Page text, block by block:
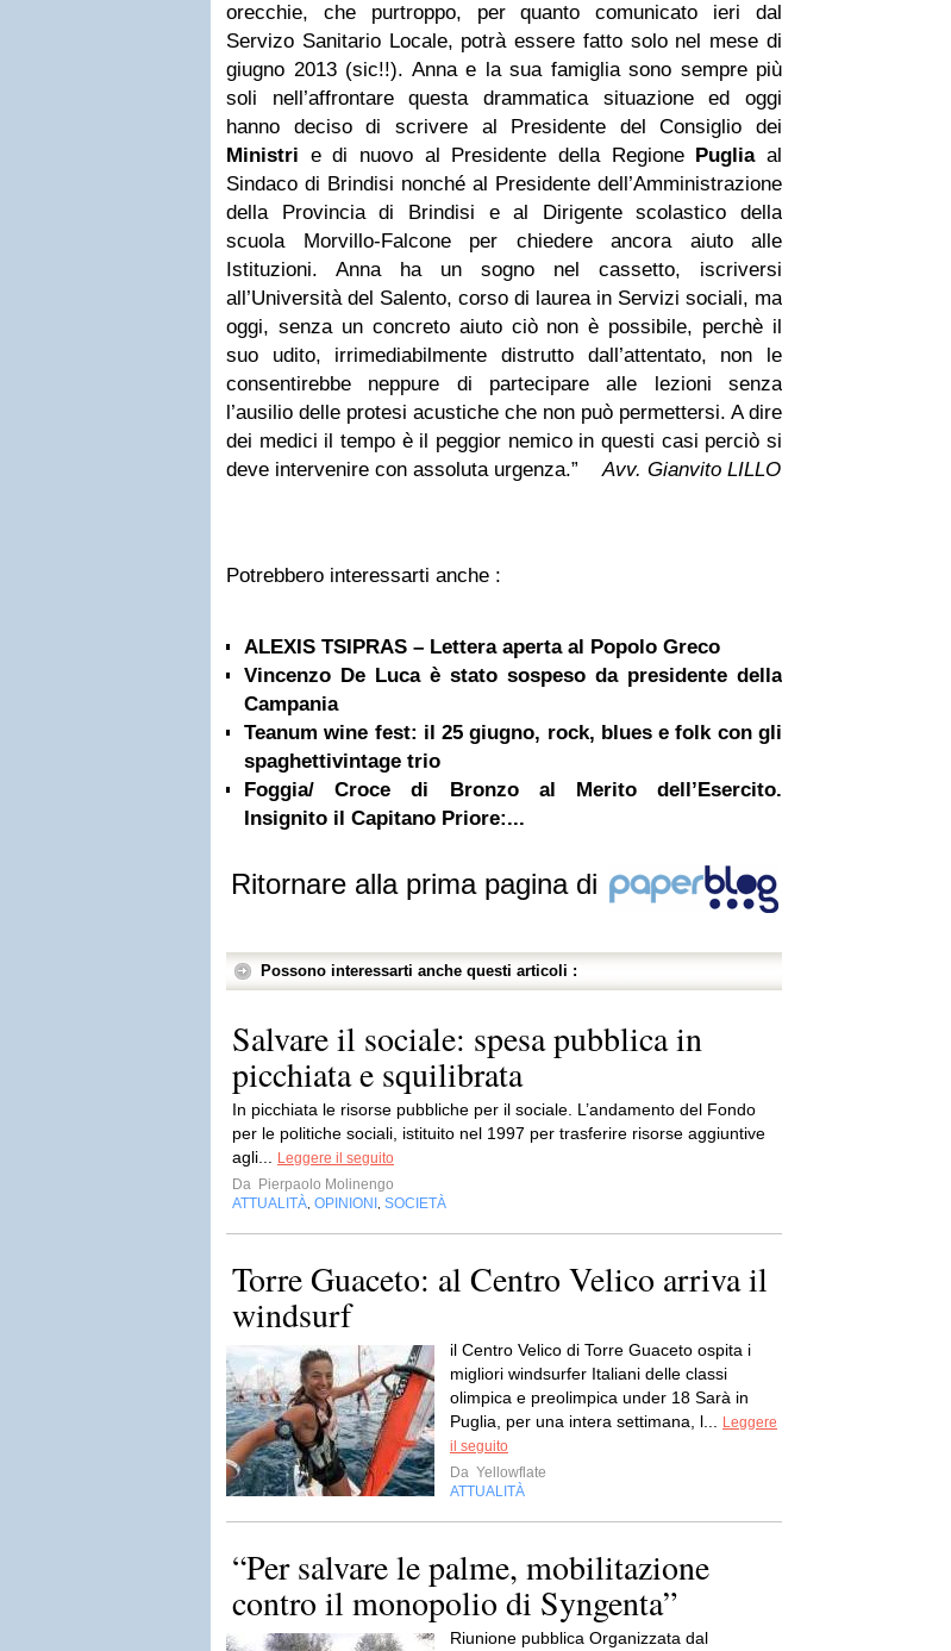
orecchie, che purtroppo, per quanto comunicato ieri dal
Servizo Sanitario Locale, potrà essere fatto solo nel mese di
giugno 2013 (sic!!). Anna e la sua famiglia sono sempre più
soli nell’affrontare questa drammatica situazione ed oggi
hanno deciso di scrivere al Presidente del Consiglio dei
Ministri e di nuovo al Presidente della Regione Pugliaal
Sindaco di Brindisi nonché al Presidente dell’Amministrazione
della Provincia di Brindisi e al Dirigente scolastico della
scuola Morvillo-Falcone per chiedere ancora aiuto alle
Istituzioni. Anna ha un sogno nel cassetto, iscriversi
all’Università del Salento, corso di laurea in Servizi sociali, ma
oggi, senza un concreto aiuto ciò non è possibile, perchè il
suo udito, irrimediabilmente distrutto dall’attentato, non le
consentirebbe neppure di partecipare alle lezioni senza
l’ausilio delle protesi acustiche che non può permettersi. A dire
dei medici il tempo è il peggior nemico in questi casi perciò si
deve intervenire con assoluta urgenza.”
Avv. Gianvito LILLO
Potrebbero interessarti anche :
ALEXIS TSIPRAS – Lettera aperta al Popolo Greco
Vincenzo De Luca è stato sospeso da presidente della
Campania
Teanum wine fest: il 25 giugno, rock, blues e folk con gli
spaghettivintage trio
Foggia/ Croce di Bronzo al Merito dell’Esercito.
Insignito il Capitano Priore:...
Ritornare alla prima pagina di
Possono interessarti anche questi articoli :
Salvare il sociale: spesa pubblica in
picchiata e squilibrata
In picchiata le risorse pubbliche per il sociale. L’andamento del Fondo
per le politiche sociali, istituito nel 1997 per trasferire risorse aggiuntive
agli...
Leggere il seguito
Da Pierpaolo Molinengo
ATTUALITÀ OPINIONI SOCIETÀ
Torre Guaceto: al Centro Velico arriva il
windsurf
il Centro Velico di Torre Guaceto ospita i
migliori windsurfer Italiani delle classi
olimpica e preolimpica under 18 Sarà in
Puglia, per una intera settimana, l...
Leggere
il seguito
Da Yellowflate
ATTUALITÀ
“Per salvare le palme, mobilitazione
contro il monopolio di Syngenta”
Riunione pubblica Organizzata dal